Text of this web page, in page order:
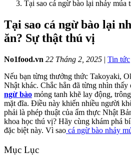
Tại sao cá ngừ bào lại nhảy múa
Tại sao cá ngừ bào lại
ăn? Sự thật thú vị
No1food.vn 22 Tháng 2, 2025 | Tin tức
Nếu bạn từng thưởng thức Takoyaki,
Nhật khác. Chắc hẳn đã từng nhìn
ngừ bào mỏng tanh khẽ lay động,
mặt đĩa. Điều này khiến nhiều người
phải là phép thuật của ẩm thực Nhật
khoa học thú vị? Hãy cùng khám phá
đặc biệt này. Vì sao cá ngừ bào nhảy
Mục Lục